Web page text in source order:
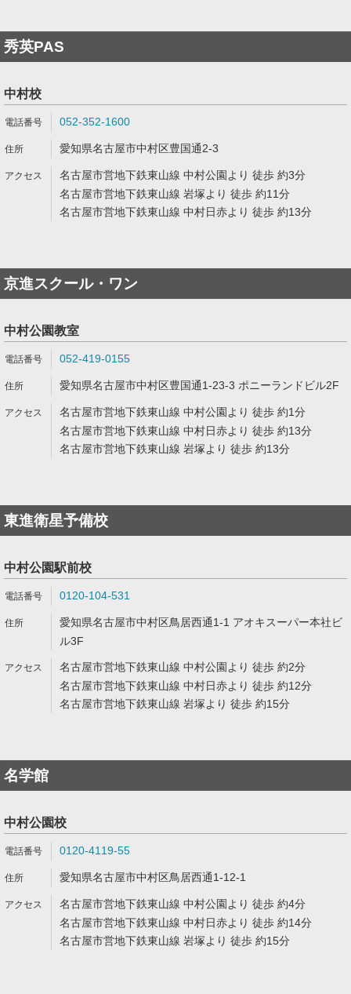
秀英PAS
中村校
052-352-1600
愛知県名古屋市中村区豊国通2-3
名古屋市営地下鉄東山線 中村公園より 徒歩 約3分
名古屋市営地下鉄東山線 岩塚より 徒歩 約11分
名古屋市営地下鉄東山線 中村日赤より 徒歩 約13分
京進スクール・ワン
中村公園教室
052-419-0155
愛知県名古屋市中村区豊国通1-23-3 ポニーランドビル2F
名古屋市営地下鉄東山線 中村公園より 徒歩 約1分
名古屋市営地下鉄東山線 中村日赤より 徒歩 約13分
名古屋市営地下鉄東山線 岩塚より 徒歩 約13分
東進衛星予備校
中村公園駅前校
0120-104-531
愛知県名古屋市中村区鳥居西通1-1 アオキスーパー本社ビ
ル3F
名古屋市営地下鉄東山線 中村公園より 徒歩 約2分
名古屋市営地下鉄東山線 中村日赤より 徒歩 約12分
名古屋市営地下鉄東山線 岩塚より 徒歩 約15分
名学館
中村公園校
0120-4119-55
愛知県名古屋市中村区鳥居西通1-12-1
名古屋市営地下鉄東山線 中村公園より 徒歩 約4分
名古屋市営地下鉄東山線 中村日赤より 徒歩 約14分
名古屋市営地下鉄東山線 岩塚より 徒歩 約15分